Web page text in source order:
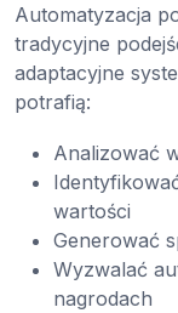
Automatyzacja
tradycyjne
adaptacyjne
potrafią:
Analizować
wartości
Generować
Wyzwalać
nagrodach